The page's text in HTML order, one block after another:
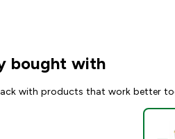
bought with
with products that work better